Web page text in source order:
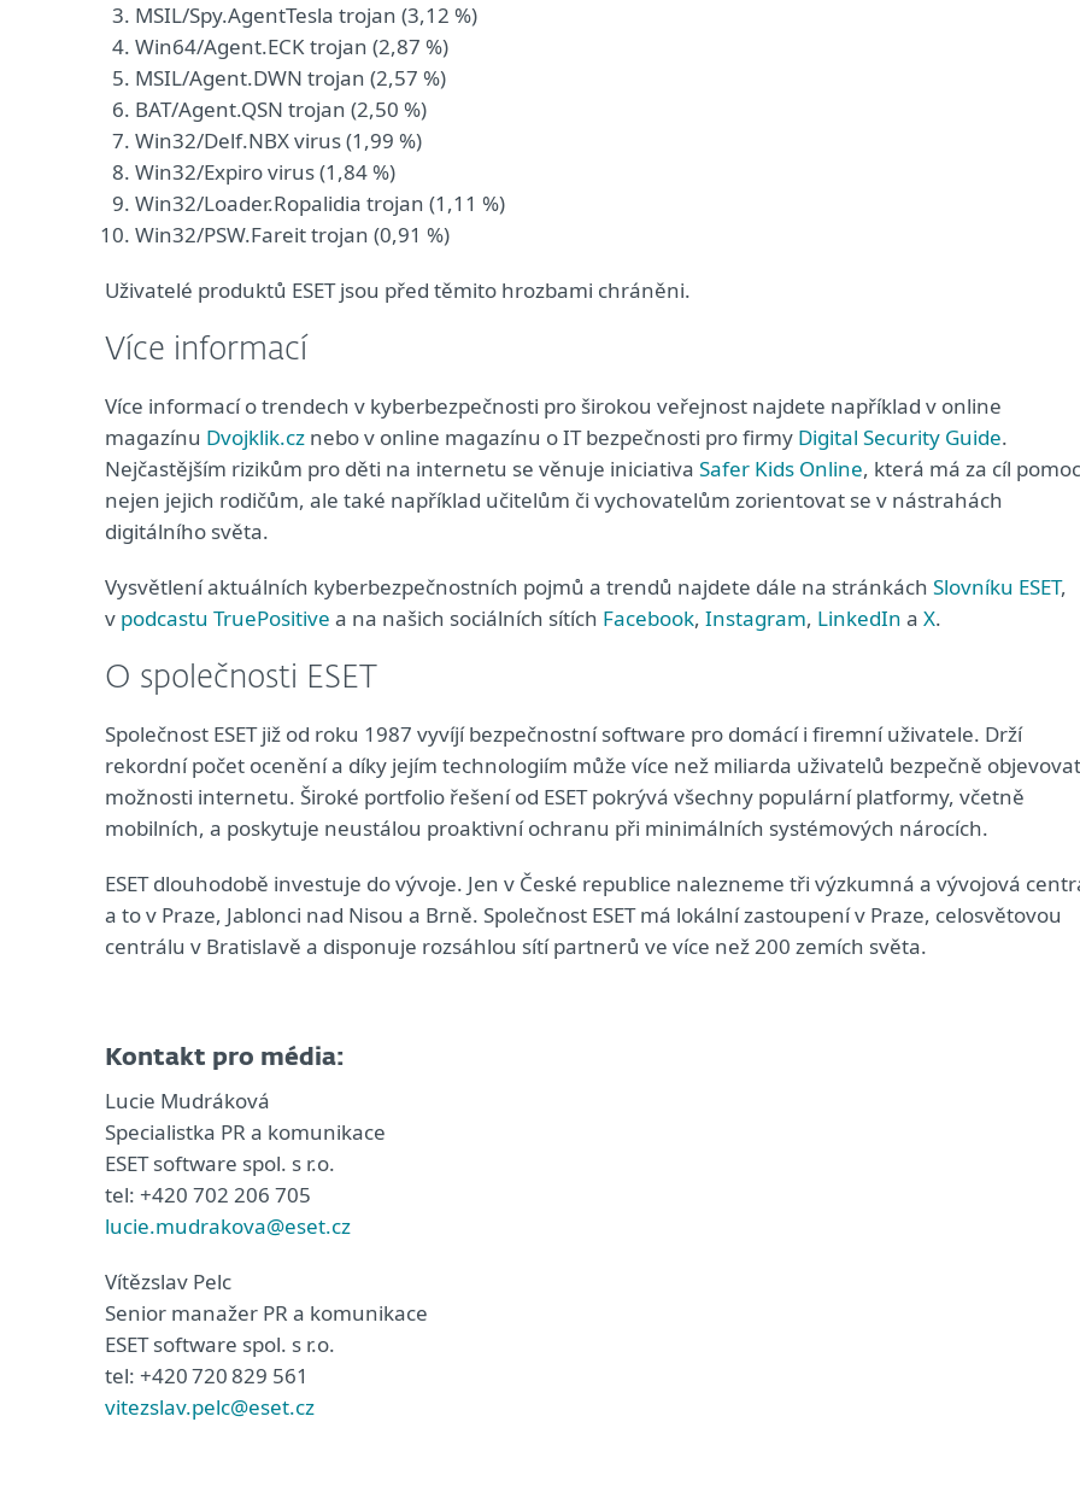
MSIL/Spy.AgentTesla trojan (3,12 %)
Win64/Agent.ECK trojan (2,87 %)
MSIL/Agent.DWN trojan (2,57 %)
BAT/Agent.QSN trojan (2,50 %)
Win32/Delf.NBX virus (1,99 %)
Win32/Expiro virus (1,84 %)
Win32/Loader.Ropalidia trojan (1,11 %)
Win32/PSW.Fareit trojan (0,91 %)
Uživatelé produktů ESET jsou před těmito hrozbami chráněni.
Více informací
Více informací o trendech v kyberbezpečnosti pro širokou veřejnost najdete například v online
magazínu Dvojklik.cz nebo v online magazínu o IT bezpečnosti pro firmy Digital Security Guide.
Nejčastějším rizikům pro děti na internetu se věnuje iniciativa Safer Kids Online, která má za cíl
nejen jejich rodičům, ale také například učitelům či vychovatelům zorientovat se v nástrahách
digitálního světa.
Vysvětlení aktuálních kyberbezpečnostních pojmů a trendů najdete dále na stránkách Slovníku ESET,
v podcastu TruePositive a na našich sociálních sítích Facebook, Instagram, LinkedIn a X.
O společnosti ESET
Společnost ESET již od roku 1987 vyvíjí bezpečnostní software pro domácí i firemní uživatele. Drží
rekordní počet ocenění a díky jejím technologiím může více než miliarda uživatelů bezpečně objevovat
možnosti internetu. Široké portfolio řešení od ESET pokrývá všechny populární platformy, včetně
mobilních, a poskytuje neustálou proaktivní ochranu při minimálních systémových nárocích.
ESET dlouhodobě investuje do vývoje. Jen v České republice nalezneme tři výzkumná a vývojová
a to v Praze, Jablonci nad Nisou a Brně. Společnost ESET má lokální zastoupení v Praze, celosvětovou
centrálu v Bratislavě a disponuje rozsáhlou sítí partnerů ve více než 200 zemích světa.
Kontakt pro média:
Lucie Mudráková
Specialistka PR a komunikace
ESET software spol. s r.o.
tel: +420 702 206 705
lucie.mudrakova@eset.cz
Vítězslav Pelc
Senior manažer PR a komunikace
ESET software spol. s r.o.
tel: +420 720 829 561
vitezslav.pelc@eset.cz